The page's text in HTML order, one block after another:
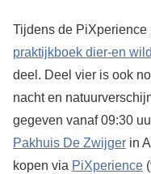
Tijdens de
praktijkboek dier-en
deel. Deel vier is ook
nacht en
gegeven vanaf 09:30
Pakhuis De Zwijgerin
kopen via PiXperience